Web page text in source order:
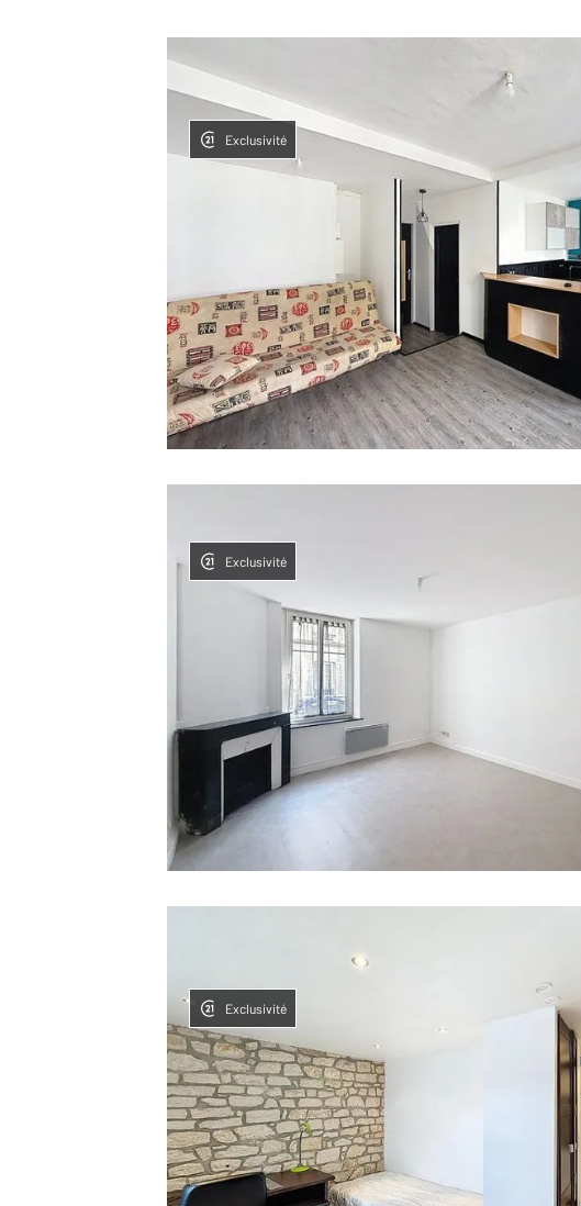
Exclusivité
Exclusivité
Exclusivité